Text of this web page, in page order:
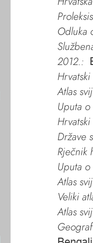
Odluka
2012.:
Atlas
Uputa
Države
Rječnik
Uputa
Atlas
Veliki
Atlas